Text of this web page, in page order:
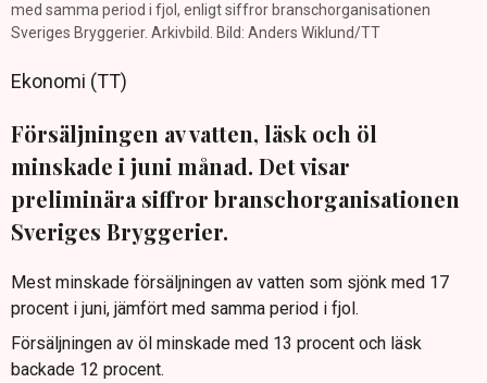
med samma period i fjol, enligt siffror branschorganisationen
Sveriges Bryggerier. Arkivbild. Bild: Anders Wiklund/TT
Ekonomi (TT)
Försäljningen av vatten, läsk och öl
minskade i juni månad. Det visar
preliminära siffror branschorganisationen
Sveriges Bryggerier.
Mest minskade försäljningen av vatten som sjönk med 17
procent i juni, jämfört med samma period i fjol.
Försäljningen av öl minskade med 13 procent och läsk
backade 12 procent.